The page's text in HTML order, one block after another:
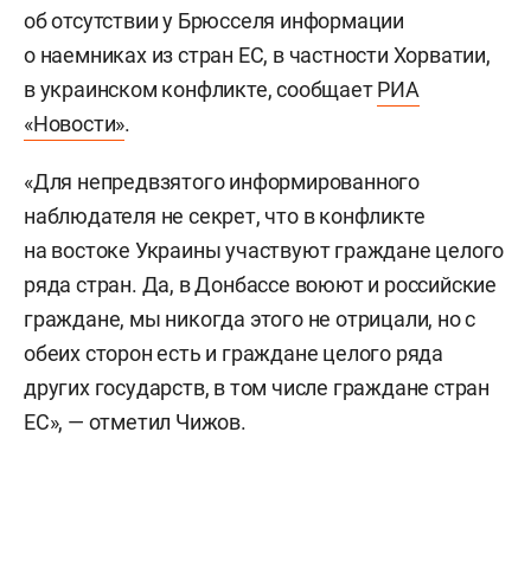
об отсутствии у Брюсселя информации
о наемниках из стран ЕС, в частности Хорватии,
в украинском конфликте, сообщаетРИА
«Новости».
«Для непредвзятого информированного
наблюдателя не секрет, что в конфликте
на востоке Украины участвуют граждане целого
ряда стран. Да, в Донбассе воюют и российские
граждане, мы никогда этого не отрицали, но с
обеих сторон есть и граждане целого ряда
других государств, в том числе граждане стран
ЕС», — отметил Чижов.